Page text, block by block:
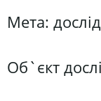
Мета:
Об`єкт